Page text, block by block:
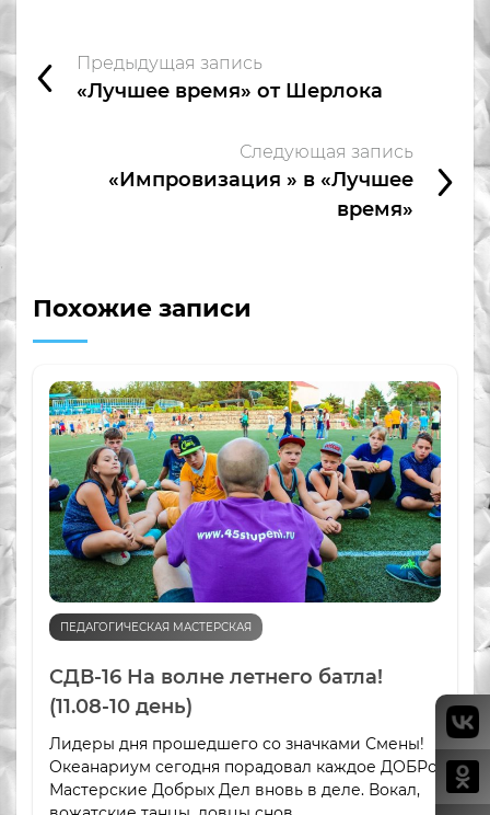
Предыдущая запись
«Лучшее время» от Шерлока
Следующая запись
«Импровизация » в «Лучшее
время»
Похожие записи
ПЕДАГОГИЧЕСКАЯ МАСТЕРСКАЯ
СДВ-16 На волне летнего батла!
(11.08-10 день)
Лидеры дня прошедшего со значками Смены!
Океанариум сегодня порадовал каждое ДОБРо.
Мастерские Добрых Дел вновь в деле. Вокал,